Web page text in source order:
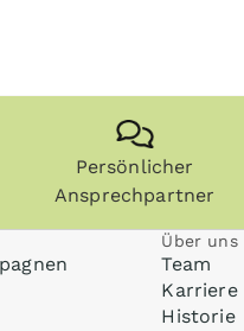
Persönlicher
Ansprechpartner
Über uns
Team
Karriere
Historie